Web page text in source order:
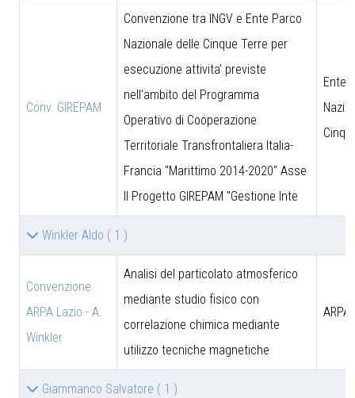
Conv. GIREPAM
Convenzione tra INGV e Ente Parco
Nazionale delle Cinque Terre per
esecuzione attivita' previste
nell'ambito del Programma
Operativo di Cooperazione
Territoriale Transfrontaliera Italia-
Francia "Marittimo 2014-2020" Asse
II Progetto GIREPAM "Gestione Inte
Ente
Winkler Aldo ( 1 )
Convenzione
ARPA Lazio - A.
Winkler
Analisi del particolato atmosferico
mediante studio fisico con
correlazione chimica mediante
utilizzo tecniche magnetiche
ARPA
Giammanco Salvatore ( 1 )